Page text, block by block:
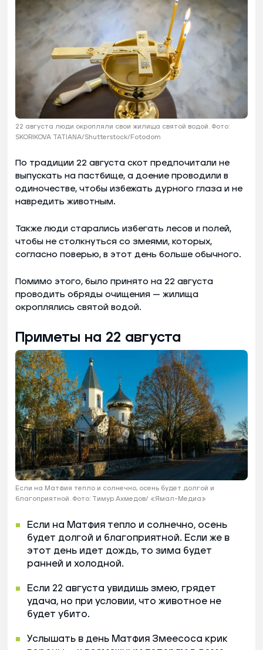
22 августа люди окропляли свои жилища святой водой. Фото:
SKORIKOVA TATIANA/Shutterstock/Fotodom
По традиции 22 августа скот предпочитали не
выпускать на пастбище, а доение проводили в
одиночестве, чтобы избежать дурного глаза и не
навредить животным.
Также люди старались избегать лесов и полей,
чтобы не столкнуться со змеями, которых,
согласно поверью, в этот день больше обычного.
Помимо этого, было принято на 22 августа
проводить обряды очищения — жилища
окроплялись святой водой.
Приметы на 22 августа
Если на Матфия тепло и солнечно, осень будет долгой и
благоприятной. Фото: Тимур Ахмедов/ «Ямал-Медиа»
Если на Матфия тепло и солнечно, осень
будет долгой и благоприятной. Если же в
этот день идет дождь, то зима будет
ранней и холодной.
Если 22 августа увидишь змею, грядет
удача, но при условии, что животное не
будет убито.
Услышать в день Матфия Змеесоса крик